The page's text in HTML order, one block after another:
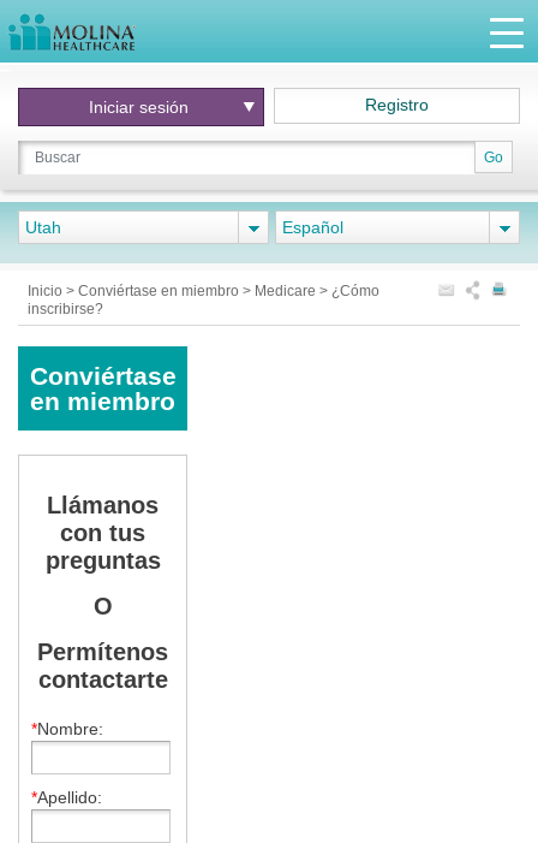
Go
Iniciar sesión Registro
Utah Español
Inicio > Conviértase en miembro > Medicare > ¿Cómo
inscribirse?
Conviértase
en miembro
Llámanos
con tus
preguntas
O
Permítenos
contactarte
*Nombre:
*Apellido: